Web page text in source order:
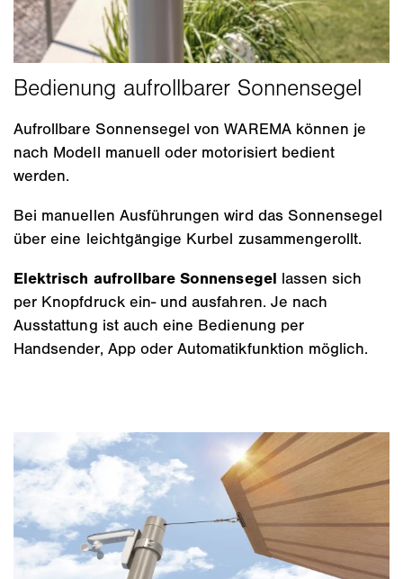
Aufrollbare Sonnensegel von WAREMA können je
nach Modell manuell oder motorisiert bedient
werden.
Bei manuellen Ausführungen wird das Sonnensegel
über eine leichtgängige Kurbel zusammengerollt.
Elektrisch aufrollbare Sonnensegel lassen sich
per Knopfdruck ein- und ausfahren. Je nach
Ausstattung ist auch eine Bedienung per
Handsender, App oder Automatikfunktion möglich.